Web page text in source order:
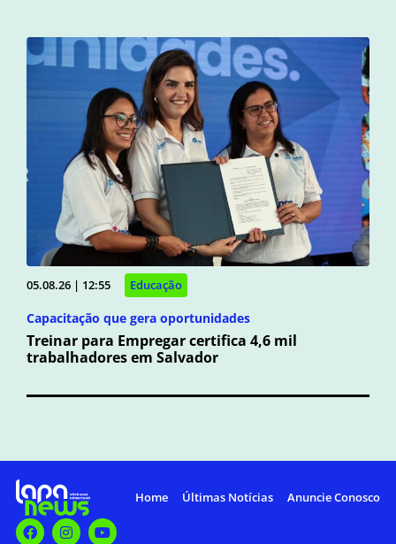
05.08.26 | 12:55 Educação
Capacitação que gera oportunidades
Treinar para Empregar certifica 4,6 mil
trabalhadores em Salvador
Home Últimas Notícias Anuncie Conosco